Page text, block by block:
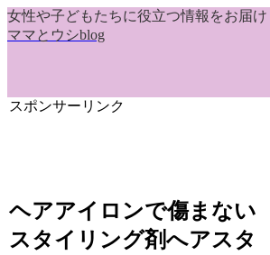
女性や子どもたちに役立つ情報をお届け
ママとウシblog
スポンサーリンク
ヘアアイロンで傷まない
スタイリング剤へアスタ